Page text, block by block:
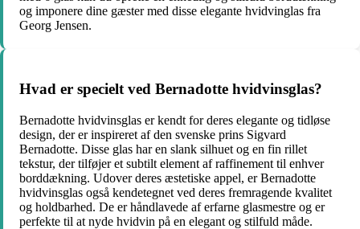
og imponere dine gæster med disse elegante hvidvinglas fra
Georg Jensen.
Hvad er specielt ved Bernadotte hvidvinsglas?
Bernadotte hvidvinsglas er kendt for deres elegante og tidløse
design, der er inspireret af den svenske prins Sigvard
Bernadotte. Disse glas har en slank silhuet og en fin rillet
tekstur, der tilføjer et subtilt element af raffinement til enhver
borddækning. Udover deres æstetiske appel, er Bernadotte
hvidvinsglas også kendetegnet ved deres fremragende kvalitet
og holdbarhed. De er håndlavede af erfarne glasmestre og er
perfekte til at nyde hvidvin på en elegant og stilfuld måde.